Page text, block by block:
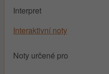
Interpret
Interaktivní noty
Noty určené pro